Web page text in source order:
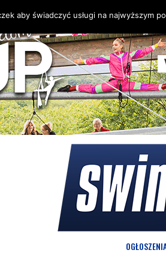
aby świadczyć usługi na najwyższym